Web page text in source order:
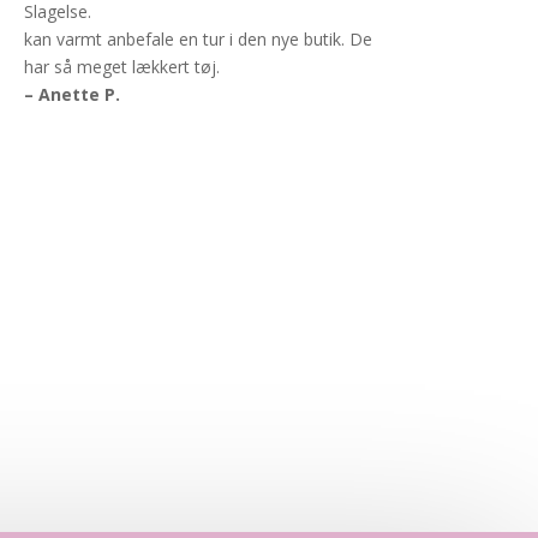
Slagelse.
kan varmt anbefale en tur i den nye butik. De
har så meget lækkert tøj.
– Anette P.